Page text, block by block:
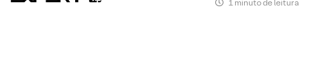
1 minuto de leitura